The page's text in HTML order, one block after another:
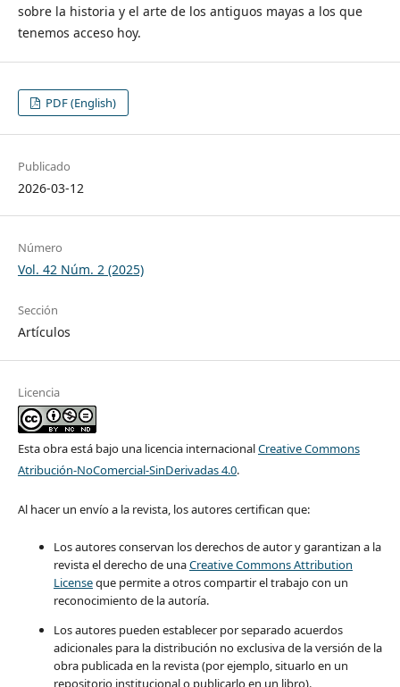
sobre la historia y el arte de los antiguos mayas a los que
tenemos acceso hoy.
PDF (English)
Publicado
2026-03-12
Número
Vol. 42 Núm. 2 (2025)
Sección
Artículos
Licencia
Esta obra está bajo una licencia internacionalCreative Commons
Atribución-NoComercial-SinDerivadas 4.0.
Al hacer un envío a la revista, los autores certifican que:
Los autores conservan los derechos de autor y garantizan a la
revista el derecho de unaCreative Commons Attribution
Licenseque permite a otros compartir el trabajo con un
reconocimiento de la autoría.
Los autores pueden establecer por separado acuerdos
adicionales para la distribución no exclusiva de la versión de la
obra publicada en la revista (por ejemplo, situarlo en un
repositorio institucional o publicarlo en un libro).